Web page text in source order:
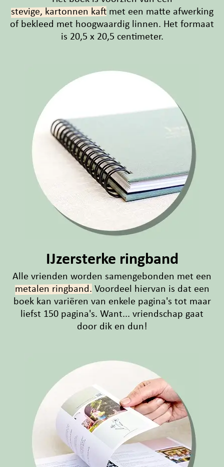
stevige, kartonnen kaftmet een matte afwerking
of bekleed met hoogwaardig linnen. Het formaat
is 20,5 x 20,5 centimeter.
IJzersterke ringband
Alle vrienden worden samengebonden met een
metalen ringband. Voordeel hiervan is dat een
boek kan variëren van enkele pagina's tot maar
liefst 150 pagina's. Want... vriendschap gaat
door dik en dun!